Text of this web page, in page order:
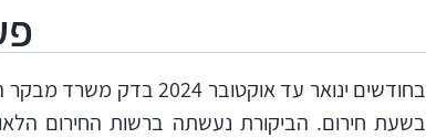
​בחודשים ינואר עד
בשעת חירום. הביקורת נעשתה ברשות החירום